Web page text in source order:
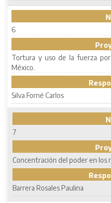
6
Tortura y uso de la fuerza
México.
Silva Forné Carlos
7
Concentración del poder en los
Barrera Rosales Paulina